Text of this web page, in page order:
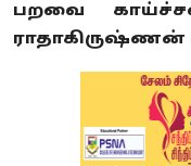
பறவை
ராதாகிருஷ்ணன்